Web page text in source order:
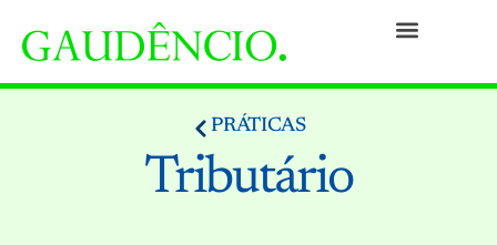
PRÁTICAS
Tributário